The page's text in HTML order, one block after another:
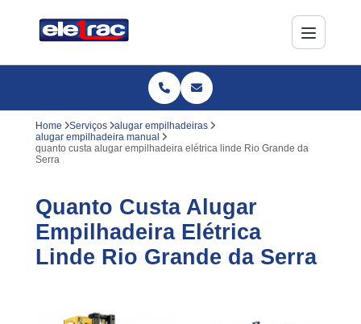
Home Serviços
alugar empilhadeiras
alugar empilhadeira manual
quanto custa alugar empilhadeira elétrica linde Rio Grande da
Serra
Quanto Custa Alugar
Empilhadeira Elétrica
Linde Rio Grande da Serra